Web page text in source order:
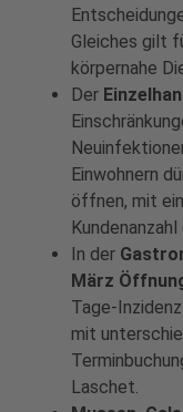
Gleiches gilt
körpernahe
Der
Einwohnern
öffnen, mit
In der
März
Tage-
mit
Laschet.